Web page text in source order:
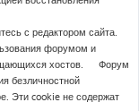
с редактором сайта.
форумом и
хостов. Форум
безличностной
Эти cookie не содержат